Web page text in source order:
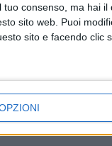
tuo consenso, ma hai
sito web. Puoi
sito e facendo clic
nell'auto, che